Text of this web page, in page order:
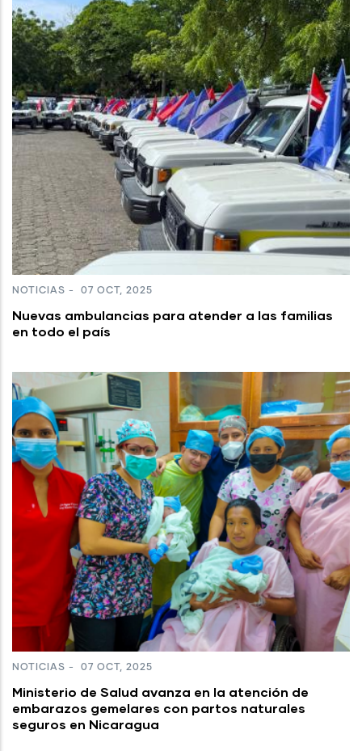
NOTICIAS - 07 OCT, 2025
Nuevas ambulancias para atender a las familias
en todo el país
NOTICIAS - 07 OCT, 2025
Ministerio de Salud avanza en la atención de
embarazos gemelares con partos naturales
seguros en Nicaragua